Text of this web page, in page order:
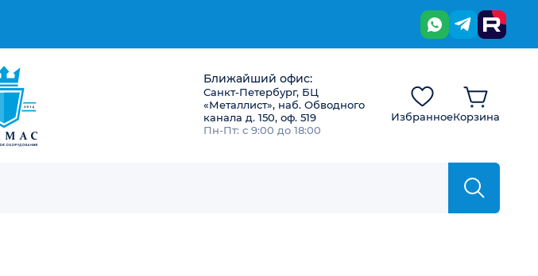
Ближайший офис:
Санкт-Петербург, БЦ
«Металлист», наб. Обводного
канала д. 150, оф. 519
Пн-Пт: с 9:00 до 18:00
ИзбранноеКорзина